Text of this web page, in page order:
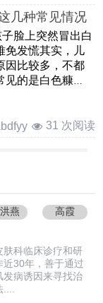
几种常见情况
脸上突然冒出白
免发慌其实，儿
因比较多，不都
见的是白色糠
31 次阅读
燕 高霞
肤科临床诊疗和研
近30年，善于通过
发病诱因来寻找治